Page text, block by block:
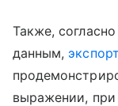
Также,
данным, экспорт
выражении,